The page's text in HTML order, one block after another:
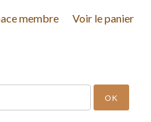
membre Voir le panier
OK